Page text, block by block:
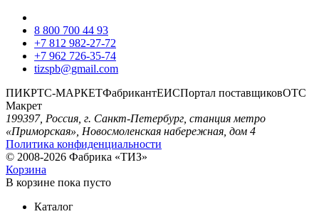
8 800 700 44 93
+7 812 982-27-72
+7 962 726-35-74
tizspb@gmail.com
ПИКРТС-МАРКЕТФабрикантЕИСПортал поставщиковОТС
Макрет
199397, Россия, г. Санкт-Петербург, станция метро
«Приморская», Новосмоленская набережная, дом 4
Политика конфиденциальности
© 2008-2026 Фабрика «ТИЗ»
Корзина
В корзине пока пусто
Каталог